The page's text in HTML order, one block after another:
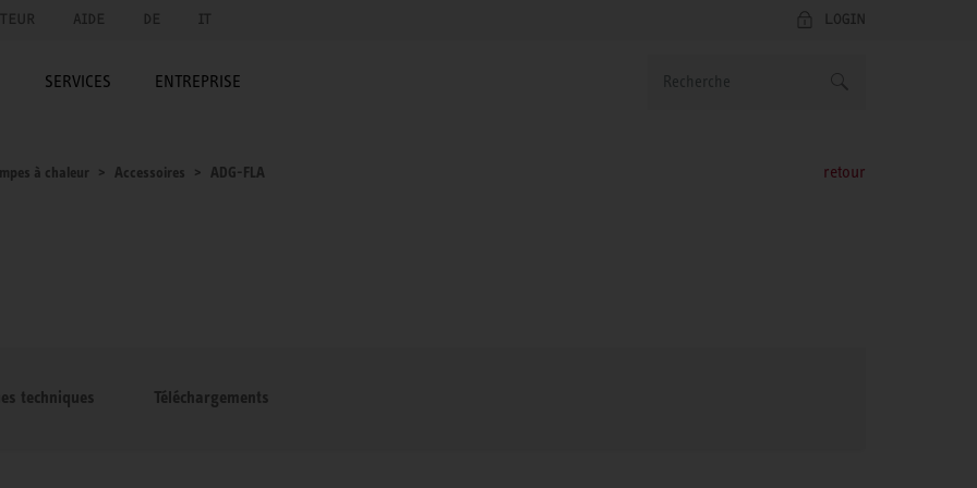
AIDE DE IT LOGIN
SERVICES ENTREPRISE
à chaleur Accessoires ADG-FLA retour
techniques Téléchargements